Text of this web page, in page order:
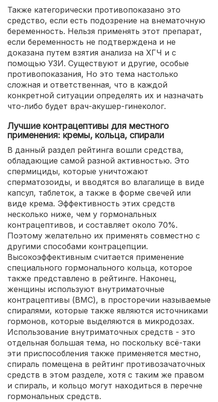
Также категорически противопоказано это
средство, если есть подозрение на внематочную
беременность. Нельзя применять этот препарат,
если беременность не подтверждена и не
доказана путем взятия анализа на ХГЧ и с
помощью УЗИ. Существуют и другие, особые
противопоказания, Но это тема настолько
сложная и ответственная, что в каждой
конкретной ситуации определять их и назначать
что-либо будет врач-акушер-гинеколог.
Лучшие контрацептивы для местного
применения: кремы, кольца, спирали
В данный раздел рейтинга вошли средства,
обладающие самой разной активностью. Это
спермициды, которые уничтожают
сперматозоиды, и вводятся во влагалище в виде
капсул, таблеток, а также в форме свечей или
виде крема. Эффективность этих средств
несколько ниже, чем у гормональных
контрацептивов, и составляет около 70%.
Поэтому желательно их применять совместно с
другими способами контрацепции.
Высокоэффективным считается применение
специального гормонального кольца, которое
также представлено в рейтинге. Наконец,
женщины используют внутриматочные
контрацептивы (ВМС), в просторечии называемые
спиралями, которые также являются источниками
гормонов, которые выделяются в микродозах.
Использование внутриматочных средств - это
отдельная большая тема, но поскольку всё-таки
эти приспособления также применяется местно,
спираль помещена в рейтинг противозачаточных
средств в этом разделе, хотя с таким же правом
и спираль, и кольцо могут находиться в перечне
гормональных средств.